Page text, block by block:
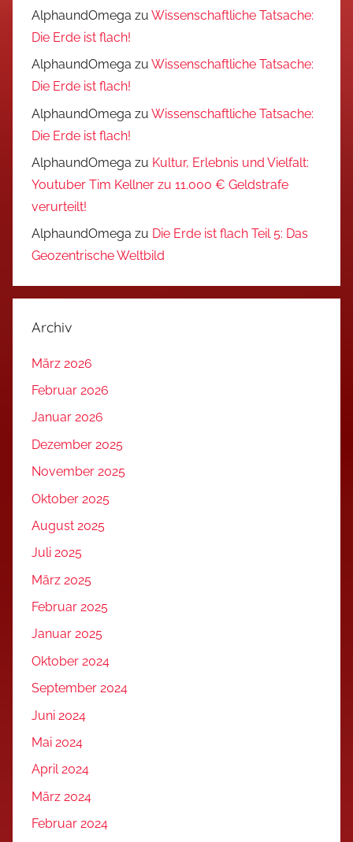
AlphaundOmega zu Wissenschaftliche Tatsache:
Die Erde ist flach!
AlphaundOmega zu Wissenschaftliche Tatsache:
Die Erde ist flach!
AlphaundOmega zu Wissenschaftliche Tatsache:
Die Erde ist flach!
AlphaundOmega zu Kultur, Erlebnis und Vielfalt:
Youtuber Tim Kellner zu 11.000 € Geldstrafe
verurteilt!
AlphaundOmega zu Die Erde ist flach Teil 5: Das
Geozentrische Weltbild
Archiv
März 2026
Februar 2026
Januar 2026
Dezember 2025
November 2025
Oktober 2025
August 2025
Juli 2025
März 2025
Februar 2025
Januar 2025
Oktober 2024
September 2024
Juni 2024
Mai 2024
April 2024
März 2024
Februar 2024